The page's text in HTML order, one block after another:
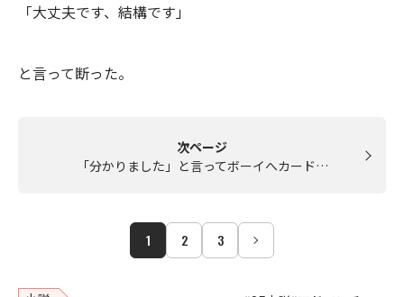
「大丈夫です、結構です」
と言って断った。
次ページ
「分かりました」と言ってボーイへカード…
1 2 3